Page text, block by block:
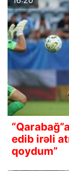
edib irəli
qoydum”